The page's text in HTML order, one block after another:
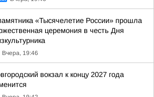
«Тысячелетие России» прошла
церемония в честь Дня
Вчера, 19:46
вокзал к концу 2027 года